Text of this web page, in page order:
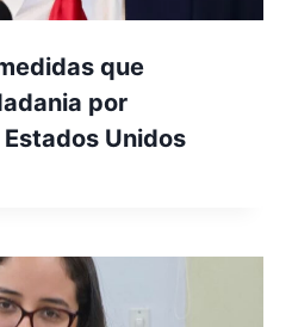
que
por
Unidos